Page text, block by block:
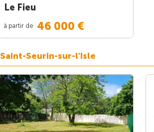
Le Fieu
à partir de 46 000 €
Saint-Seurin-sur-l'Isle